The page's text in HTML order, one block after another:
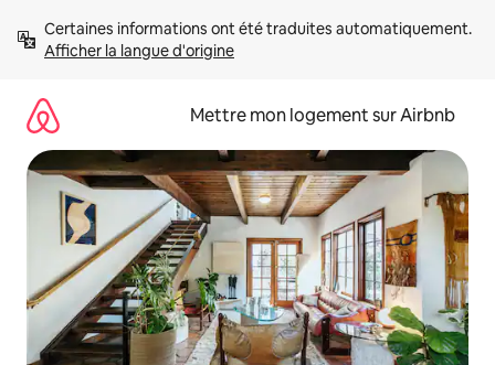
directement
Afficher la langue d'origine
Mettre mon logement sur Airbnb